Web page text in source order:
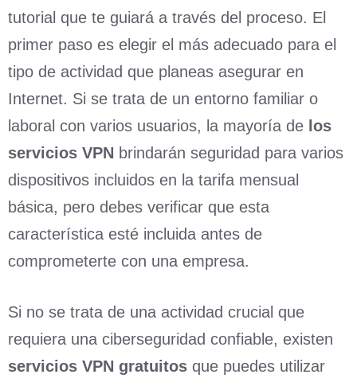
tutorial que te guiará a través del proceso. El
primer paso es elegir el más adecuado para el
tipo de actividad que planeas asegurar en
Internet. Si se trata de un entorno familiar o
laboral con varios usuarios, la mayoría de los
servicios VPN brindarán seguridad para varios
dispositivos incluidos en la tarifa mensual
básica, pero debes verificar que esta
característica esté incluida antes de
comprometerte con una empresa.
Si no se trata de una actividad crucial que
requiera una ciberseguridad confiable, existen
servicios VPN gratuitos que puedes utilizar